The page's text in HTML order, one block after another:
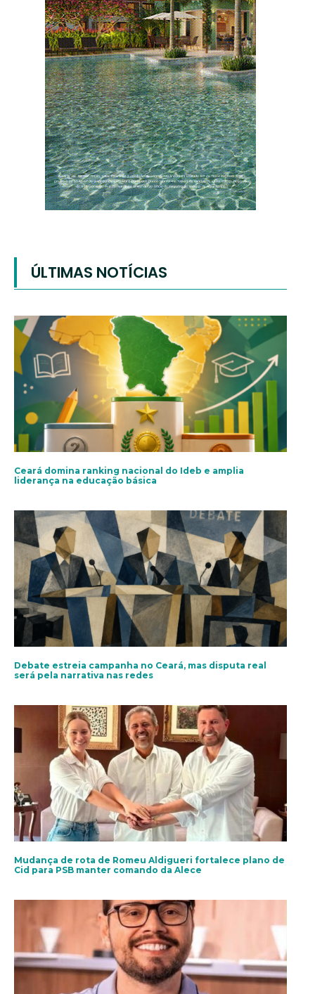
ÚLTIMAS NOTÍCIAS
Ceará domina ranking nacional do Ideb e amplia
liderança na educação básica
Debate estreia campanha no Ceará, mas disputa real
será pela narrativa nas redes
Mudança de rota de Romeu Aldigueri fortalece plano de
Cid para PSB manter comando da Alece